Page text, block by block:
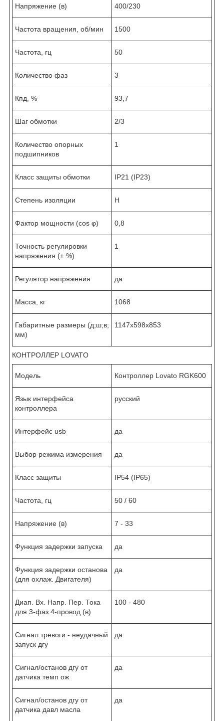
Напряжение (в) 400/230
Частота вращения, об/мин 1500
Частота, гц 50
Количество фаз 3
Кпд, % 93,7
Шаг обмотки 2/3
Количество опорных
подшипников
1
Класс защиты обмотки IP21 (IP23)
Степень изоляции H
Фактор мощности (cos φ) 0,8
Точность регулировки
напряжения (± %)
1
Регулятор напряжения да
Масса, кг 1068
Габаритные размеры (д;ш;в;
мм)
1147х598х853
КОНТРОЛЛЕР LOVATO
Модель Контроллер Lovato RGK600
Язык интерфейса
контроллера
русский
Интерфейс usb да
Выбор режима измерения да
Класс защиты IP54 (IP65)
Частота, гц 50 / 60
Напряжение (в) 7 - 33
Функция задержки запуска да
Функция задержки останова
(для охлаж. Двигателя)
да
Диап. Вх. Напр. Пер. Тока
для 3-фаз 4-провод (в)
100 - 480
Сигнал тревоги - неудачный
запуск дгу
да
Сигнал/останов дгу от
датчика темп ож
да
Сигнал/останов дгу от
датчика давл масла
да